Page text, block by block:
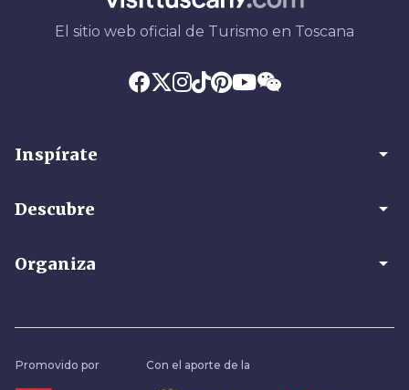
El sitio web oficial de Turismo en Toscana
Inspírate arrow_drop_down
Descubre arrow_drop_down
Organiza arrow_drop_down
Promovido por Con el aporte de la